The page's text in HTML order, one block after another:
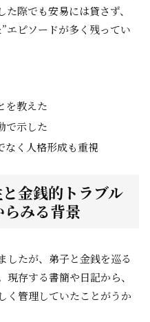
際でも安易には貸さず、
エピソードが多く残ってい
を教えた
で示した
なく人格形成も重視
金銭的トラブル
みる背景
したが、弟子と金銭を巡る
存する書簡や日記から、
く管理していたことがうか